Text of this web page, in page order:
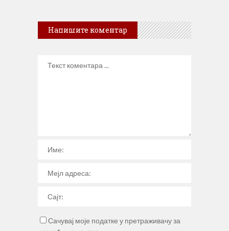
Напишите коментар
Сачувај моје податке у претраживачу за